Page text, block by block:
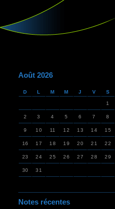
Août 2026
D L M M J V S
1
2 3 4 5 6 7 8
9 10 11 12 13 14 15
16 17 18 19 20 21 22
23 24 25 26 27 28 29
30 31
Notes récentes